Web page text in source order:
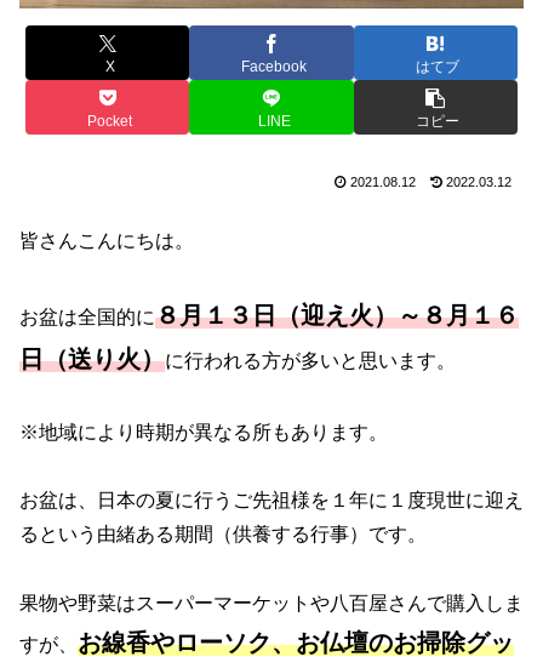
X Facebook はてブ
Pocket LINE コピー
2021.08.12 2022.03.12
皆さんこんにちは。
お盆は全国的に８月１３日（迎え火）～８月１６
日（送り火）に行われる方が多いと思います。
※地域により時期が異なる所もあります。
お盆は、日本の夏に行うご先祖様を１年に１度現世に迎え
るという由緒ある期間（供養する行事）です。
果物や野菜はスーパーマーケットや八百屋さんで購入しま
すが、 お線香やローソク、お仏壇のお掃除グッ